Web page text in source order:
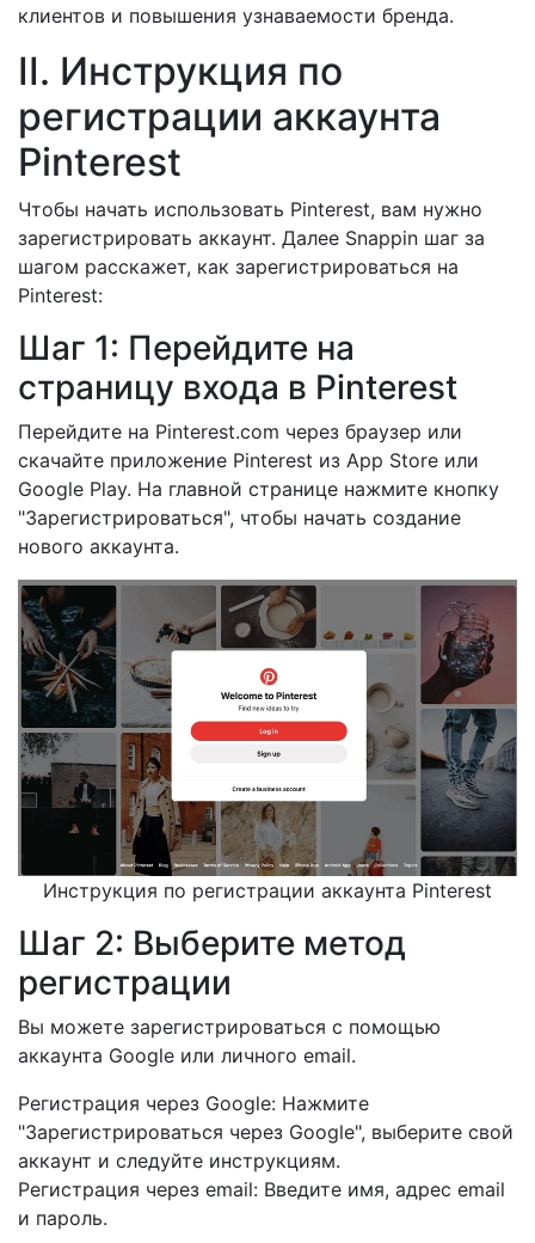
клиентов и повышения узнаваемости бренда.
II. Инструкция по
регистрации аккаунта
Pinterest
Чтобы начать использовать Pinterest, вам нужно
зарегистрировать аккаунт. Далее Snappin шаг за
шагом расскажет, как зарегистрироваться на
Pinterest:
Шаг 1: Перейдите на
страницу входа в Pinterest
Перейдите на Pinterest.com через браузер или
скачайте приложение Pinterest из App Store или
Google Play. На главной странице нажмите кнопку
"Зарегистрироваться", чтобы начать создание
нового аккаунта.
Инструкция по регистрации аккаунта Pinterest
Шаг 2: Выберите метод
регистрации
Вы можете зарегистрироваться с помощью
аккаунта Google или личного email.
Регистрация через Google: Нажмите
"Зарегистрироваться через Google", выберите свой
аккаунт и следуйте инструкциям.
Регистрация через email: Введите имя, адрес email
и пароль.